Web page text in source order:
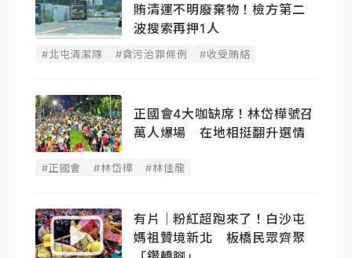
賄清運不明廢棄物！檢方第二
波搜索再押1人
#北屯清潔隊 #貪污治罪條例 #收受賄絡
正國會4大咖缺席！林岱樺號召
萬人爆場 在地相挺翻升選情
#正國會 #林岱樺 #林佳龍
有片｜粉紅超跑來了！白沙屯
媽祖贊境新北 板橋民眾齊聚